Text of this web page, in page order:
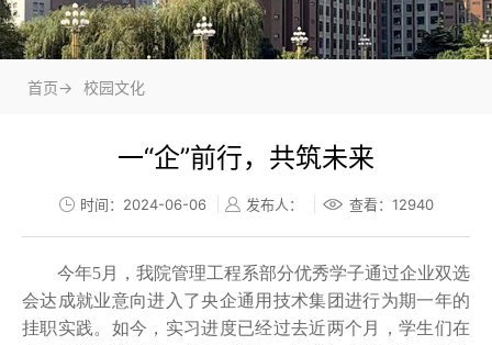
首页-> 校园文化
一“企”前行，共筑未来
时间：2024-06-06 发布人： 查看： 12940
今年5月，我院管理工程系部分优秀学子通过企业双选
会达成就业意向进入了央企通用技术集团进行为期一年的
挂职实践。如今，实习进度已经过去近两个月，学生们在